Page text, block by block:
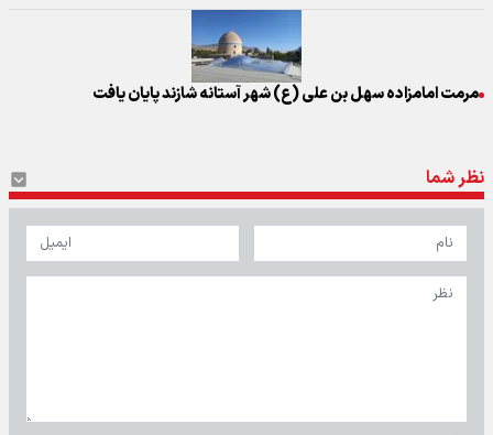
مرمت امامزاده سهل بن علی (ع) شهر آستانه شازند پایان یافت
نظر شما